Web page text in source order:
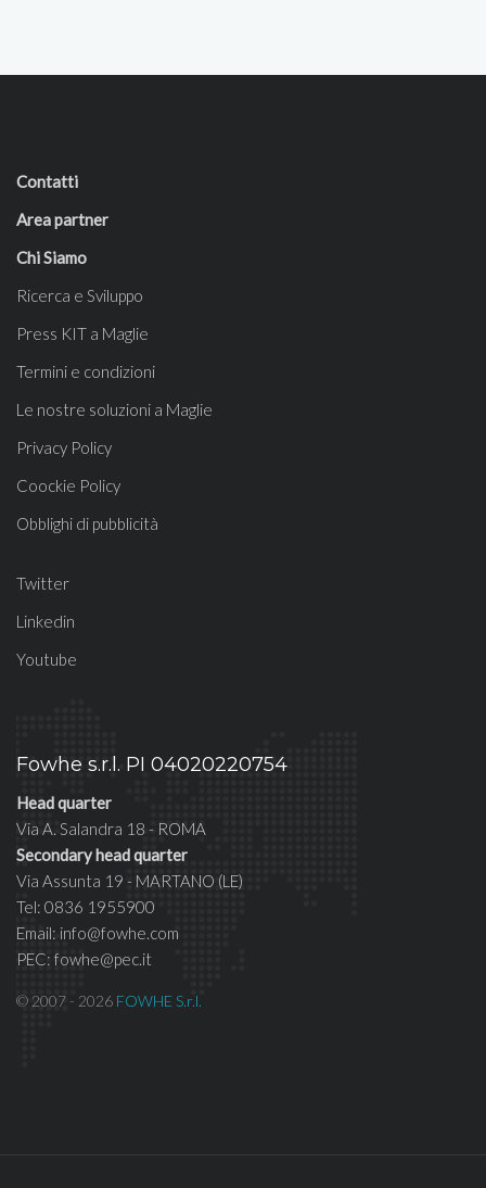
Contatti
Area partner
Chi Siamo
Ricerca e Sviluppo
Press KIT a Maglie
Termini e condizioni
Le nostre soluzioni a Maglie
Privacy Policy
Coockie Policy
Obblighi di pubblicità
Twitter
Linkedin
Youtube
Fowhe s.r.l. PI 04020220754
Head quarter
Via A. Salandra 18 - ROMA
Secondary head quarter
Via Assunta 19 - MARTANO (LE)
Tel: 0836 1955900
Email: info@fowhe.com
PEC: fowhe@pec.it
© 2007 - 2026 FOWHE S.r.l.